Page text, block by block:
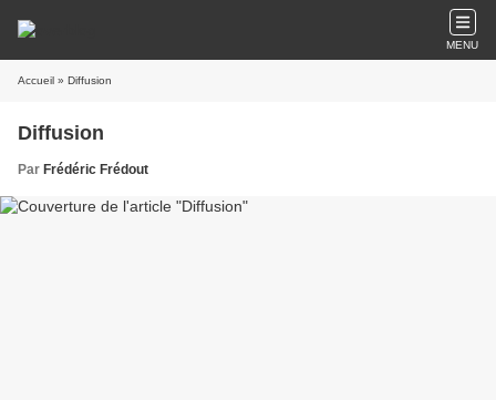
MENU
Accueil » Diffusion
Diffusion
Par Frédéric Frédout